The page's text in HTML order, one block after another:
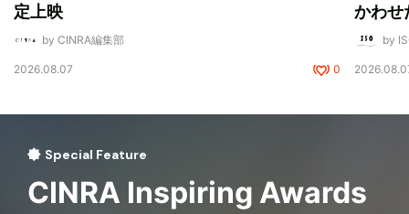
定上映
by CINRA編集部
2026.08.07 0
かわせ
by
Special Feature
CINRA Inspiring Awards